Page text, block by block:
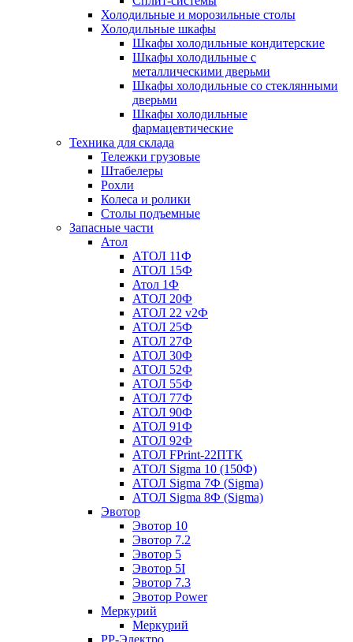
Холодильные и морозильные столы
Холодильные шкафы
Шкафы холодильные кондитерские
Шкафы холодильные с
металлическими дверьми
Шкафы холодильные со стеклянными
дверьми
Шкафы холодильные
фармацевтические
Техника для склада
Тележки грузовые
Штабелеры
Рохли
Колеса и ролики
Столы подъемные
Запасные части
Атол
АТОЛ 11Ф
АТОЛ 15Ф
Атол 1Ф
АТОЛ 20Ф
АТОЛ 22 v2Ф
АТОЛ 25Ф
АТОЛ 27Ф
АТОЛ 30Ф
АТОЛ 52Ф
АТОЛ 55Ф
АТОЛ 77Ф
АТОЛ 90Ф
АТОЛ 91Ф
АТОЛ 92Ф
АТОЛ FPrint-22ПТК
АТОЛ Sigma 10 (150Ф)
АТОЛ Sigma 7Ф (Sigma)
АТОЛ Sigma 8Ф (Sigma)
Эвотор
Эвотор 10
Эвотор 7.2
Эвотор 5
Эвотор 5I
Эвотор 7.3
Эвотор Power
Меркурий
Меркурий
РР-Электро